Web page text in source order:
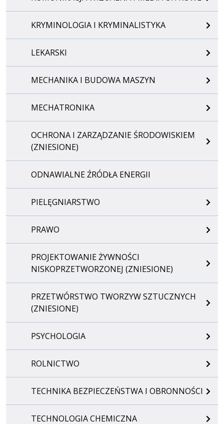
KRYMINOLOGIA I KRYMINALISTYKA
LEKARSKI
MECHANIKA I BUDOWA MASZYN
MECHATRONIKA
OCHRONA I ZARZĄDZANIE ŚRODOWISKIEM
(ZNIESIONE)
ODNAWIALNE ŹRÓDŁA ENERGII
PIELĘGNIARSTWO
PRAWO
PROJEKTOWANIE ŻYWNOŚCI
NISKOPRZETWORZONEJ (ZNIESIONE)
PRZETWÓRSTWO TWORZYW SZTUCZNYCH
(ZNIESIONE)
PSYCHOLOGIA
ROLNICTWO
TECHNIKA BEZPIECZEŃSTWA I OBRONNOŚCI
TECHNOLOGIA CHEMICZNA